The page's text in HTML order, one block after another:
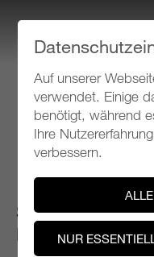
Programm
SO 01.09.2019,
Privaträume
Auf unserer
verwendet. Einige
benötigt, während
Ihre
verbessern.
NUR